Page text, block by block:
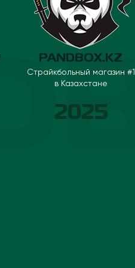
PANDBOX.KZ
Страйкбольный магазин #1
в Казахстане
2025